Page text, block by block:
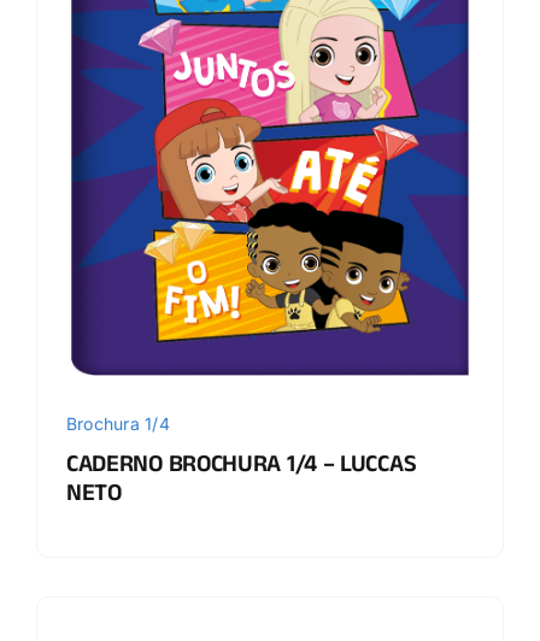
Brochura 1/4
CADERNO BROCHURA 1/4 – LUCCAS
NETO